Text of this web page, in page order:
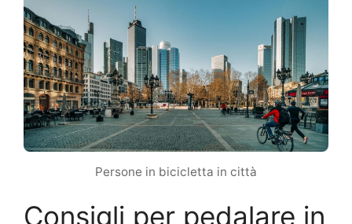
Persone in bicicletta in città
Consigli per pedalare in